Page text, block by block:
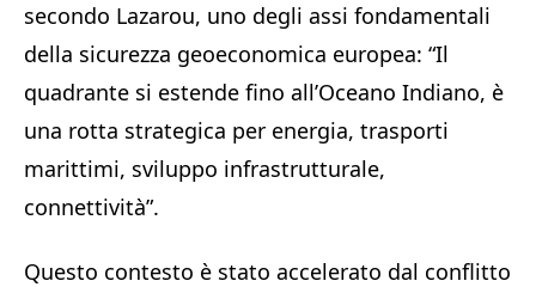
secondo Lazarou, uno degli assi fondamentali
della sicurezza geoeconomica europea: “Il
quadrante si estende fino all’Oceano Indiano, è
una rotta strategica per energia, trasporti
marittimi, sviluppo infrastrutturale,
connettività”.
Questo contesto è stato accelerato dal conflitto